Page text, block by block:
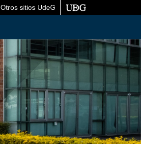
Otros sitios UdeG